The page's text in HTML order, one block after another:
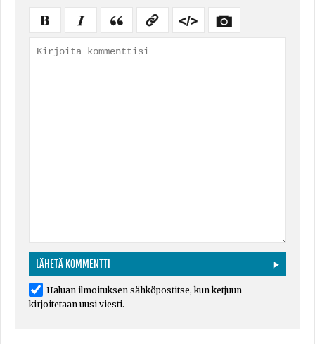
Haluan ilmoituksen sähköpostitse, kun ketjuun
kirjoitetaan uusi viesti.